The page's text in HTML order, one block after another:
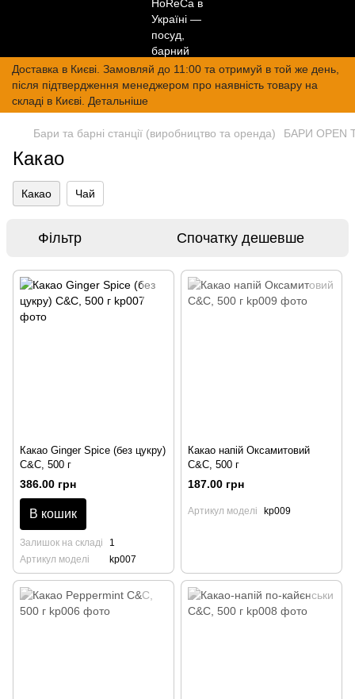
Доставка в Києві. Замовляй до 11:00 та отримуй в той же день,
після підтвердження менеджером про наявність товару на
складі в Києві. Детальніше
Бари та барні станції (виробництво та оренда) БАРИ OPEN
Какао
Какао Чай
Фільтр Спочатку дешевше
Какао Ginger Spice (без цукру)
C&C, 500 г
386.00 грн
В кошик
Залишок на складі
1
Артикул моделі
kp007
Какао напій Оксамитовий
C&C, 500 г
187.00 грн
Артикул моделі kp009